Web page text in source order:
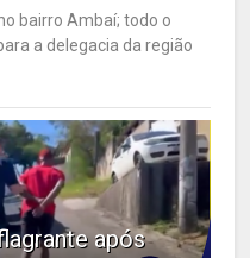
bairro Ambaí; todo o
a delegacia da região
após